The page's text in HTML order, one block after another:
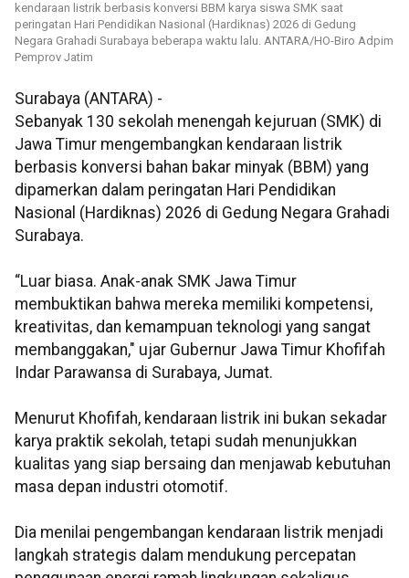
kendaraan listrik berbasis konversi BBM karya siswa SMK saat
peringatan Hari Pendidikan Nasional (Hardiknas) 2026 di Gedung
Negara Grahadi Surabaya beberapa waktu lalu. ANTARA/HO-Biro Adpim
Pemprov Jatim
Surabaya (ANTARA) -
Sebanyak 130 sekolah menengah kejuruan (SMK) di
Jawa Timur mengembangkan kendaraan listrik
berbasis konversi bahan bakar minyak (BBM) yang
dipamerkan dalam peringatan Hari Pendidikan
Nasional (Hardiknas) 2026 di Gedung Negara Grahadi
Surabaya.
“Luar biasa. Anak-anak SMK Jawa Timur
membuktikan bahwa mereka memiliki kompetensi,
kreativitas, dan kemampuan teknologi yang sangat
membanggakan," ujar Gubernur Jawa Timur Khofifah
Indar Parawansa di Surabaya, Jumat.
Menurut Khofifah, kendaraan listrik ini bukan sekadar
karya praktik sekolah, tetapi sudah menunjukkan
kualitas yang siap bersaing dan menjawab kebutuhan
masa depan industri otomotif.
Dia menilai pengembangan kendaraan listrik menjadi
langkah strategis dalam mendukung percepatan